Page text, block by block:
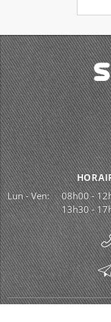
Lun - Ven:
08h00 -
13h30 -